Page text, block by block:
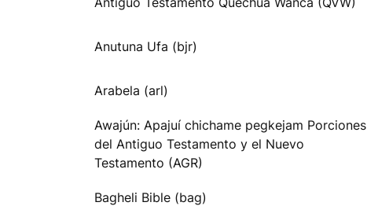
Anutuna Ufa (bjr)
Arabela (arl)
Awajún: Apajuí chichame pegkejam Porciones
del Antiguo Testamento y el Nuevo
Testamento (AGR)
Bagheli Bible (bag)